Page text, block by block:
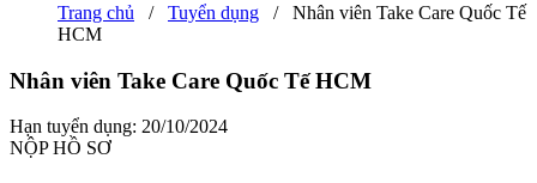
Trang chủ / Tuyển dụng / Nhân viên Take Care Quốc Tế
HCM
Nhân viên Take Care Quốc Tế HCM
Hạn tuyển dụng: 20/10/2024
NỘP HỒ SƠ